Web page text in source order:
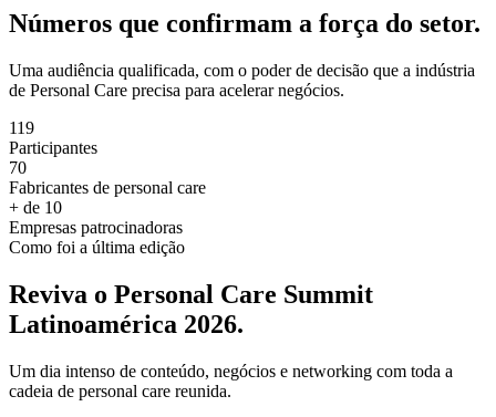
Números que confirmam a força do setor.
Uma audiência qualificada, com o poder de decisão que a indústria
de Personal Care precisa para acelerar negócios.
119
Participantes
70
Fabricantes de personal care
+ de 10
Empresas patrocinadoras
Como foi a última edição
Reviva o Personal Care Summit
Latinoamérica 2026.
Um dia intenso de conteúdo, negócios e networking com toda a
cadeia de personal care reunida.